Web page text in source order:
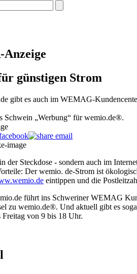
Anzeige
günstigen Strom
gibt es auch im WEMAG-
Schwein „Werbung“ für wemio.de®.
der Steckdose - sondern auch im
Der wemio. de-Strom ist
eintippen und die
führt ins Schweriner WEMAG
zu wemio.de®. Und aktuell gibt es
von 9 bis 18 Uhr.